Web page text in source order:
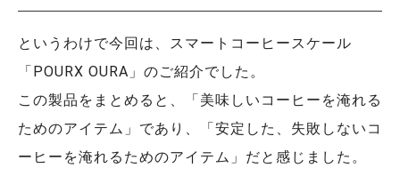
というわけで今回は、スマートコーヒースケール
「POURX OURA」のご紹介でした。
この製品をまとめると、「美味しいコーヒーを淹れる
ためのアイテム」であり、「安定した、失敗しないコ
ーヒーを淹れるためのアイテム」だと感じました。